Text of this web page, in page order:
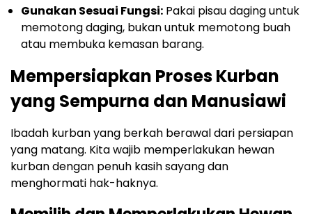
Gunakan Sesuai Fungsi: Pakai pisau daging untuk
memotong daging, bukan untuk memotong buah
atau membuka kemasan barang.
Mempersiapkan Proses Kurban
yang Sempurna dan Manusiawi
Ibadah kurban yang berkah berawal dari persiapan
yang matang. Kita wajib memperlakukan hewan
kurban dengan penuh kasih sayang dan
menghormati hak-haknya.